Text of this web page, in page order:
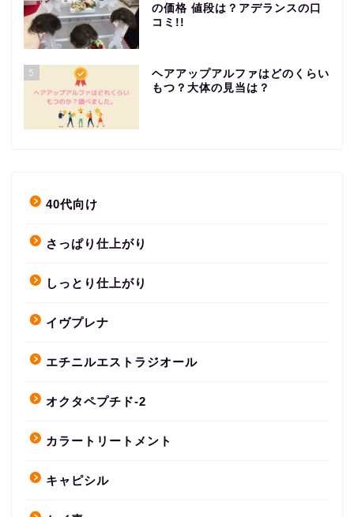
の価格 値段は？アデランスの口
コミ!!
5
ヘアアップアルファはどのくらい
もつ？大体の見当は？
40代向け
さっぱり仕上がり
しっとり仕上がり
イヴプレナ
エチニルエストラジオール
オクタペプチド-2
カラートリートメント
キャピシル